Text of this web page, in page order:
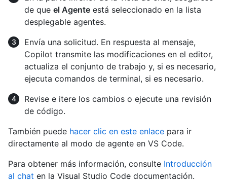
de que el Agente está seleccionado en la lista
desplegable agentes.
Envía una solicitud. En respuesta al mensaje,
Copilot transmite las modificaciones en el editor,
actualiza el conjunto de trabajo y, si es necesario,
ejecuta comandos de terminal, si es necesario.
Revise e itere los cambios o ejecute una revisión
de código.
También puede hacer clic en este enlace para ir
directamente al modo de agente en VS Code.
Para obtener más información, consulte Introducción
al chat en la Visual Studio Code documentación.